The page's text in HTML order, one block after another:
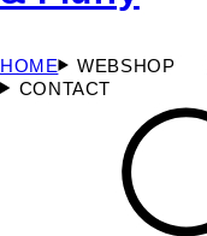
HOME WEBSHOP
CONTACT